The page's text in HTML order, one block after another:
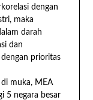
dengan
maka
darah
dan
prioritas
muka, MEA
5 negara besar